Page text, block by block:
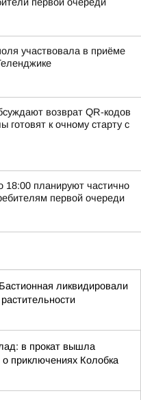
участвовала в приёме
возврат QR-кодов
готовят к очному старту с
18:00 планируют частично
первой очереди
ликвидировали
в прокат вышла
приключениях Колобка